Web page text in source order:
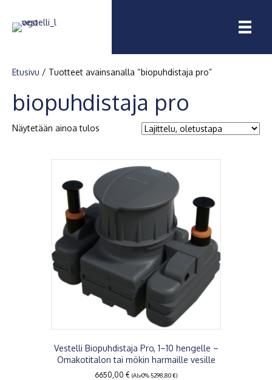
Etusivu / Tuotteet avainsanalla “biopuhdistaja pro”
biopuhdistaja pro
Näytetään ainoa tulos
Vestelli Biopuhdistaja Pro, 1–10 hengelle –
Omakotitalon tai mökin harmaille vesille
6650,00 € (Alv0% 5298,80€)